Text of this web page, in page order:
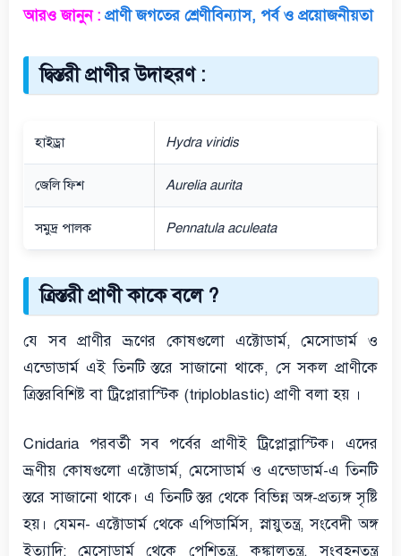
আরও জানুন : প্রাণী জগতের শ্রেণীবিন্যাস, পর্ব ও প্রয়োজনীয়তা
দ্বিস্তরী প্রাণীর উদাহরণ :
হাইড্রা Hydra viridis
জেলি ফিশ Aurelia aurita
সমুদ্র পালক Pennatula aculeata
ত্রিস্তরী প্রাণী কাকে বলে ?
যে সব প্রাণীর ভ্রূণের কোষগুলো এক্টোডার্ম, মেসোডার্ম ও
এন্ডোডার্ম এই তিনটি স্তরে সাজানো থাকে, সে সকল প্রাণীকে
ত্রিস্তরবিশিষ্ট বা ট্রিপ্লোরাস্টিক (triploblastic) প্রাণী বলা হয় ।
Cnidaria পরবর্তী সব পর্বের প্রাণীই ট্রিপ্লোব্লাস্টিক। এদের
ভ্রূণীয় কোষগুলো এক্টোডার্ম, মেসোডার্ম ও এন্ডোডার্ম-এ তিনটি
স্তরে সাজানো থাকে। এ তিনটি স্তর থেকে বিভিন্ন অঙ্গ-প্রত্যঙ্গ সৃষ্টি
হয়। যেমন- এক্টোডার্ম থেকে এপিডার্মিস, স্নায়ুতন্ত্র, সংবেদী অঙ্গ
ইত্যাদি; মেসোডার্ম থেকে পেশিতন্ত্র, কঙ্কালতন্ত্র, সংবহনতন্ত্র